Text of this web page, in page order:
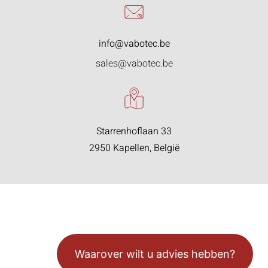
Waarover wilt u advies hebben?
info@vabotec.be
sales@vabotec.be
Starrenhoflaan 33
2950 Kapellen, België